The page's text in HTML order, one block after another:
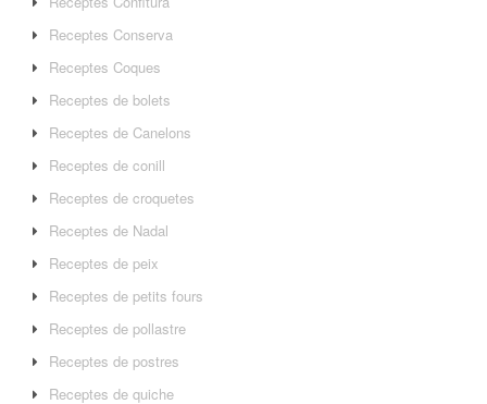
Receptes Conserva
Receptes Coques
Receptes de bolets
Receptes de Canelons
Receptes de conill
Receptes de croquetes
Receptes de Nadal
Receptes de peix
Receptes de petits fours
Receptes de pollastre
Receptes de postres
Receptes de quiche